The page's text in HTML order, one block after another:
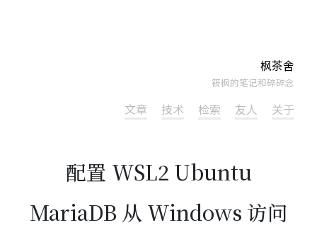
枫茶舍
筱枫的笔记和碎碎念
文章 技术 检索 友人 关于
配置 WSL2 Ubuntu
MariaDB 从 Windows 访问